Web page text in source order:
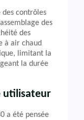
des contrôles
des
des
à air chaud
limitant la
la durée
utilisateur
a été pensée